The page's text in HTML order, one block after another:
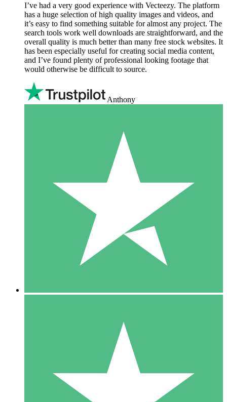
I’ve had a very good experience with Vecteezy. The platform
has a huge selection of high quality images and videos, and
it’s easy to find something suitable for almost any project. The
search tools work well downloads are straightforward, and the
overall quality is much better than many free stock websites. It
has been especially useful for creating social media content,
and I’ve found plenty of professional looking footage that
would otherwise be difficult to source.
Anthony